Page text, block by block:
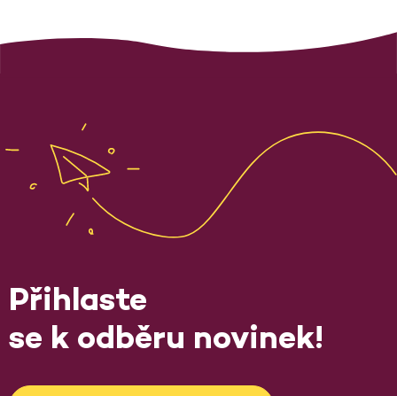
Přihlaste
se k odběru novinek!